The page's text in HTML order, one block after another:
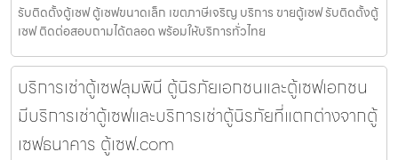
รับติดตั้งตู้เซฟ ตู้เซฟขนาดเล็ก เขตภาษีเจริญ บริการ ขายตู้เซฟ รับติดตั้งตู้
เซฟ ติดต่อสอบถามได้ตลอด พร้อมให้บริการทั่วไทย
บริการเช่าตู้เซฟลุมพินี ตู้นิรภัยเอกชนและตู้เซฟเอกชน
มีบริการเช่าตู้เซฟและบริการเช่าตู้นิรภัยที่แตกต่างจากตู้
เซฟธนาคาร ตู้เซฟ.com